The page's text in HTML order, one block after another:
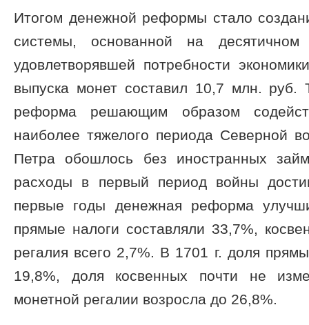
Итогом денежной реформы стало
системы, основанной на
удовлетворявшей потребности
выпуска монет составил 10,7 млн. руб.
реформа решающим образом
наиболее тяжелого периода Северной
Петра обошлось без иностранных
расходы в первый период войны
первые годы денежная реформа
прямые налоги составляли 33,7%,
регалия всего 2,7%. В 1701 г. доля
19,8%, доля косвенных почти не
монетной регалии возросла до 26,8%.